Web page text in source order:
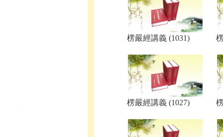
楞嚴經講義 (1031)
楞嚴經講義 (1027)